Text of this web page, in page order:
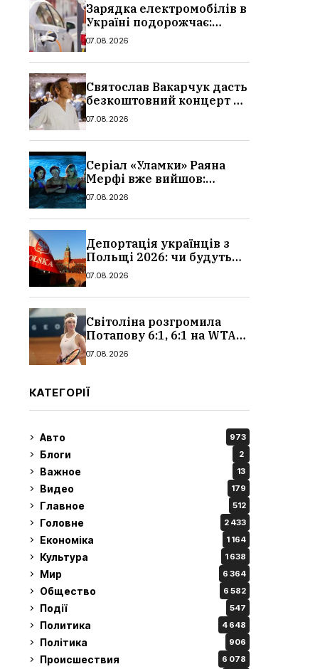
Зарядка електромобілів в
Україні подорожчає:
причина і нові ціни з
07.08.2026
Святослав Вакарчук дасть
безкоштовний концерт у
Львові: дата і місце
07.08.2026
Серіал «Уламки» Раяна
Мерфі вже вийшов:
сюжет, актори та всі
07.08.2026
Депортація українців з
Польщі 2026: чи будуть
висилати українських
07.08.2026
Світоліна розгромила
Потапову 6:1, 6:1 на WTA
1000 у Торонто
07.08.2026
КАТЕГОРІЇ
Авто 973
Блоги 2
Важное 13
Видео 179
Главное 512
Головне 2 433
Економіка 1 164
Культура 1 638
Мир 6 364
Общество 6 582
Події 547
Политика 4 648
Політика 906
Происшествия 6 078